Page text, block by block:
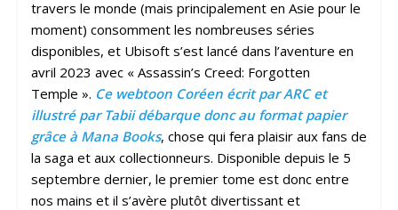
travers le monde (mais principalement en Asie pour le
moment) consomment les nombreuses séries
disponibles, et Ubisoft s’est lancé dans l’aventure en
avril 2023 avec « Assassin’s Creed: Forgotten
Temple ». Ce webtoon Coréen écrit par ARC et
illustré par Tabii débarque donc au format papier
grâce à Mana Books, chose qui fera plaisir aux fans de
la saga et aux collectionneurs. Disponible depuis le 5
septembre dernier, le premier tome est donc entre
nos mains et il s’avère plutôt divertissant et